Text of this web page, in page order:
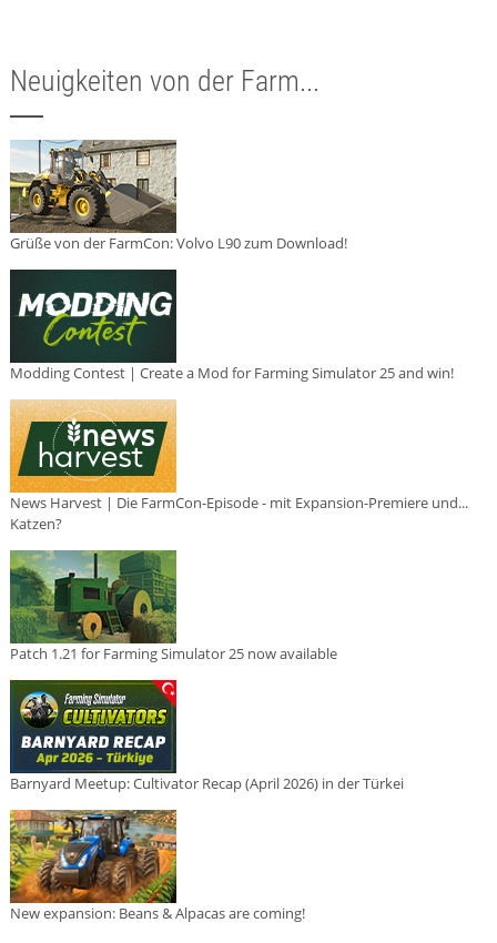
Neuigkeiten von der Farm...
Grüße von der FarmCon: Volvo L90 zum Download!
Modding Contest | Create a Mod for Farming Simulator 25 and win!
News Harvest | Die FarmCon-Episode - mit Expansion-Premiere und...
Katzen?
Patch 1.21 for Farming Simulator 25 now available
Barnyard Meetup: Cultivator Recap (April 2026) in der Türkei
New expansion: Beans & Alpacas are coming!